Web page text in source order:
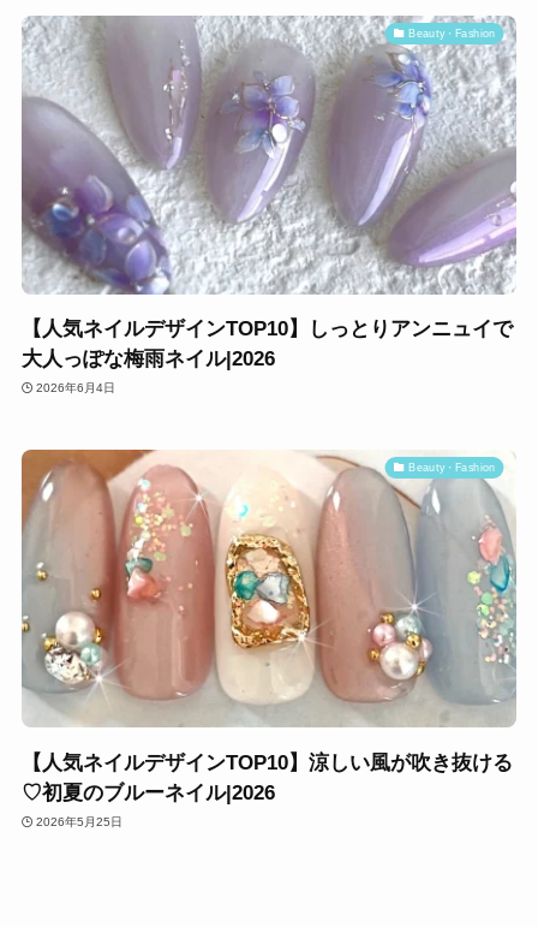
Beauty・Fashion
【人気ネイルデザインTOP10】しっとりアンニュイで
大人っぽな梅雨ネイル|2026
2026年6月4日
Beauty・Fashion
【人気ネイルデザインTOP10】涼しい風が吹き抜ける
♡初夏のブルーネイル|2026
2026年5月25日